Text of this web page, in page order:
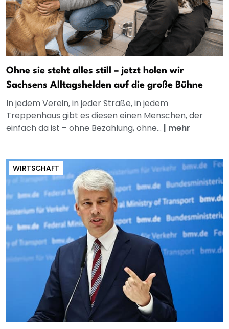
Ohne sie steht alles still – jetzt holen wir
Sachsens Alltagshelden auf die große Bühne
In jedem Verein, in jeder Straße, in jedem
Treppenhaus gibt es diesen einen Menschen, der
einfach da ist – ohne Bezahlung, ohne... | mehr
WIRTSCHAFT